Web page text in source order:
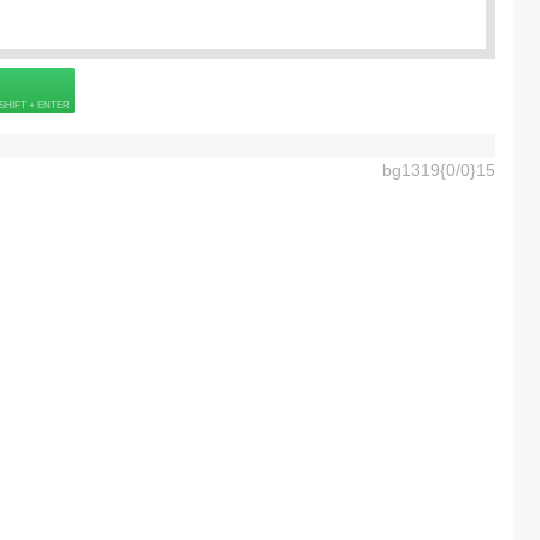
[0-99] =125.0EURПодробнее о визе
bg1319{0/0}15